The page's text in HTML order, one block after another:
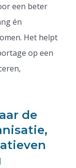
een beter
én
Het helpt
op een
de